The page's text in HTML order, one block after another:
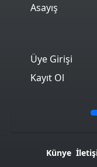
Asayış
Üye Girişi
Kayıt Ol
Künye